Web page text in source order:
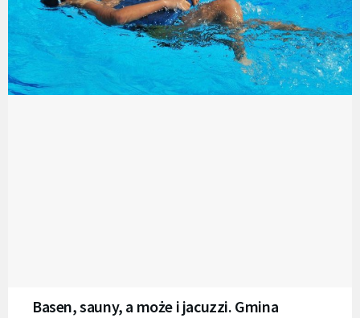
Basen, sauny, a może i jacuzzi. Gmina